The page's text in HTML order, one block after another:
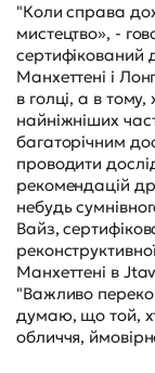
"Коли справа
мистецтво», -
сертифікований
Манхеттені і
в голці, а в
найніжніших
багаторічним
проводити
рекомендацій
небудь
Вайз,
Манхеттені в
"Важливо
думаю, що той,
обличчя,